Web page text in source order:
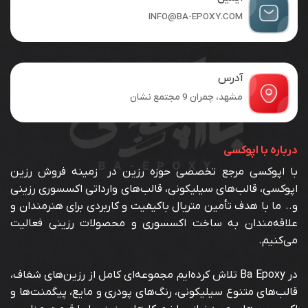
INFO@BA-EPOXY.COM
آدرس
مشهد، چمران 9 مجتمع نشان
درباره با اپوکسی
با اپوکسی مرجع تخصصی حوزه رزین در زمینه فروش رزین
اپوکسی، قالب‌های سیلیکونی، قالب‌های وارداتی اکسسوری رزینی
و.. ما با هدف تأمین متریال باکیفیت و کاربردی برای هنرمندان و
علاقه‌مندان به ساخت اکسسوری و محصولات رزینی فعالیت
می‌کنیم.
در Ba Epoxy تلاش کرده‌ایم مجموعه‌ای کامل از رزین‌های شفاف،
قالب‌های متنوع سیلیکونی، رنگ‌های پودری و مایع، پیگمنت‌ها و